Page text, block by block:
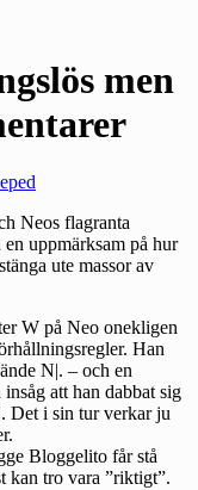
men
Neos flagranta
en uppmärksam på hur
ute massor av
W på Neo onekligen
Han
N|. – och en
att han dabbat sig
. Det i sin tur verkar ju
Bloggelito får stå
kan tro vara ”riktigt”.